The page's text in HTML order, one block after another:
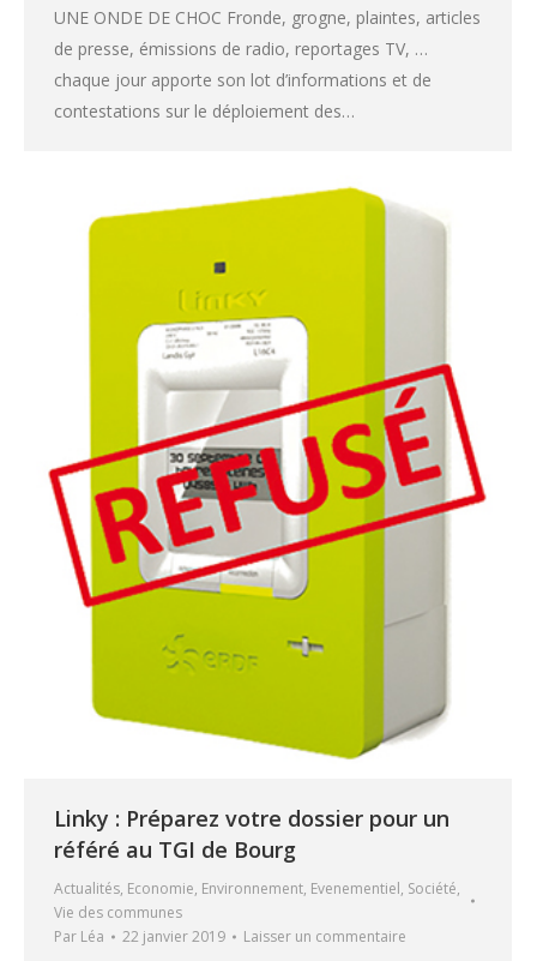
UNE ONDE DE CHOC Fronde, grogne, plaintes, articles
de presse, émissions de radio, reportages TV, …
chaque jour apporte son lot d’informations et de
contestations sur le déploiement des…
Linky : Préparez votre dossier pour un
référé au TGI de Bourg
Actualités, Economie, Environnement, Evenementiel, Société,
Vie des communes
Par Léa 22 janvier 2019 Laisser un commentaire